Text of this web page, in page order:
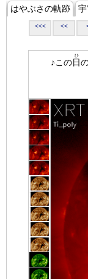
はやぶさの軌跡
<<< <<
♪この日
ひ